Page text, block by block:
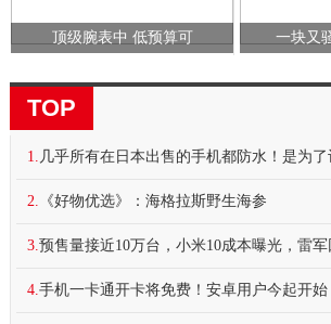
顶级腕表中 低预算可 一块又
TOP
1. 几乎所有在日本出售的手机都防水！是为
2. 《好物优选》：海格拉斯野生海参
3. 预售量接近10万台，小米10成本曝光，雷军
4. 手机一卡通开卡将免费！安卓用户今起开始